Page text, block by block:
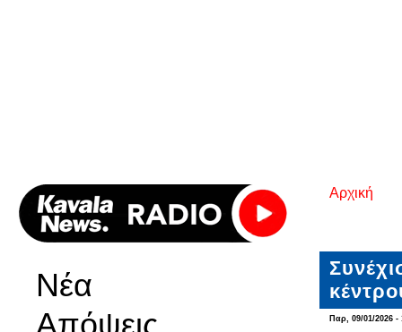
Νέα
Απόψεις
Είστε
Αρχική
Παρ, 09/01/2026 -